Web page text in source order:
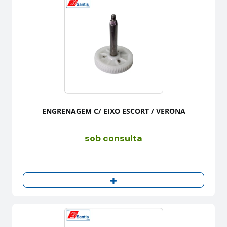
ENGRENAGEM C/ EIXO ESCORT / VERONA
sob consulta